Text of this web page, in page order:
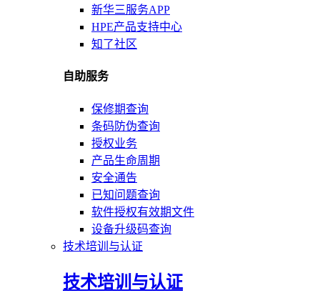
新华三服务APP
HPE产品支持中心
知了社区
自助服务
保修期查询
条码防伪查询
授权业务
产品生命周期
安全通告
已知问题查询
软件授权有效期文件
设备升级码查询
技术培训与认证
技术培训与认证